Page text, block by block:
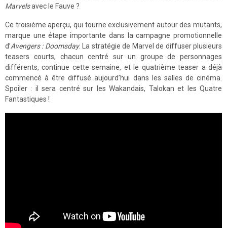
Marvelsavec le Fauve ?
Ce troisième aperçu, qui tourne exclusivement autour des mutants,
marque une étape importante dans la campagne promotionnelle
d’Avengers : Doomsday. La stratégie de Marvel de diffuser plusieurs
teasers courts, chacun centré sur un groupe de personnages
différents, continue cette semaine, et le quatrième teaser a déjà
commencé à être diffusé aujourd’hui dans les salles de cinéma.
Spoiler : il sera centré sur les Wakandais, Talokan et les Quatre
Fantastiques !